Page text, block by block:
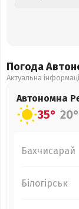
Погода
Актуальна
Автономна
35° 20°
Бахчисарай
Білогірськ